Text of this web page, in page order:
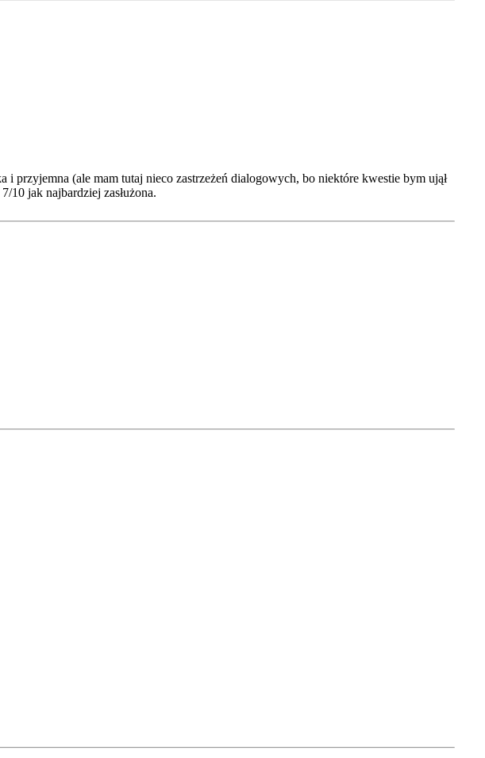
(ale mam tutaj nieco zastrzeżeń dialogowych, bo niektóre kwestie bym ujął
10 jak najbardziej zasłużona.